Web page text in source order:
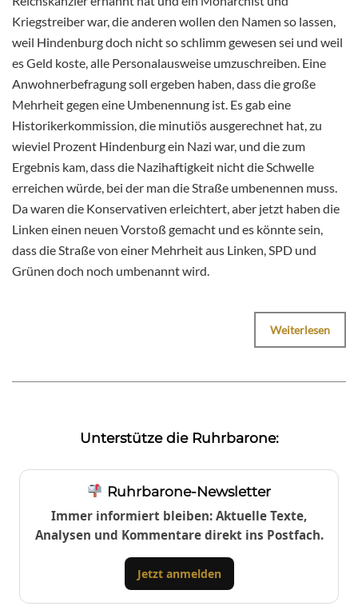
Kriegstreiber war, die anderen wollen den Namen so lassen,
weil Hindenburg doch nicht so schlimm gewesen sei und weil
es Geld koste, alle Personalausweise umzuschreiben. Eine
Anwohnerbefragung soll ergeben haben, dass die große
Mehrheit gegen eine Umbenennung ist. Es gab eine
Historikerkommission, die minutiös ausgerechnet hat, zu
wieviel Prozent Hindenburg ein Nazi war, und die zum
Ergebnis kam, dass die Nazihaftigkeit nicht die Schwelle
erreichen würde, bei der man die Straße umbenennen muss.
Da waren die Konservativen erleichtert, aber jetzt haben die
Linken einen neuen Vorstoß gemacht und es könnte sein,
dass die Straße von einer Mehrheit aus Linken, SPD und
Grünen doch noch umbenannt wird.
Weiterlesen
Unterstütze die Ruhrbarone:
Ruhrbarone-Newsletter
Immer informiert bleiben: Aktuelle Texte,
Analysen und Kommentare direkt ins Postfach.
Jetzt anmelden